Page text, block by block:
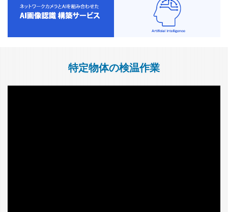
特定物体の検温作業